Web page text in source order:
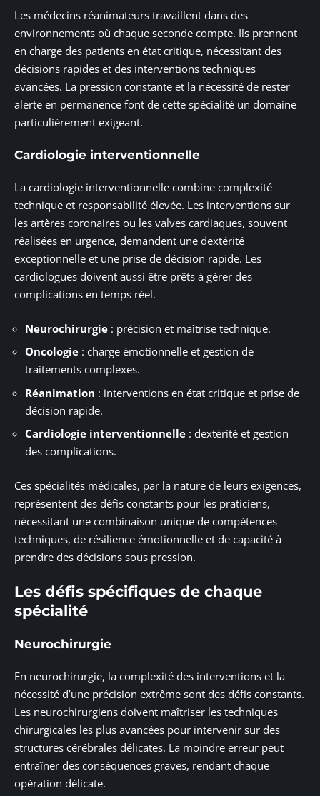
Les médecins réanimateurs travaillent dans des
environnements où chaque seconde compte. Ils prennent
en charge des patients en état critique, nécessitant des
décisions rapides et des interventions techniques
avancées. La pression constante et la nécessité de rester
alerte en permanence font de cette spécialité un domaine
particulièrement exigeant.
Cardiologie interventionnelle
La cardiologie interventionnelle combine complexité
technique et responsabilité élevée. Les interventions sur
les artères coronaires ou les valves cardiaques, souvent
réalisées en urgence, demandent une dextérité
exceptionnelle et une prise de décision rapide. Les
cardiologues doivent aussi être prêts à gérer des
complications en temps réel.
Neurochirurgie : précision et maîtrise technique.
Oncologie : charge émotionnelle et gestion de
traitements complexes.
Réanimation : interventions en état critique et prise de
décision rapide.
Cardiologie interventionnelle : dextérité et gestion
des complications.
Ces spécialités médicales, par la nature de leurs exigences,
représentent des défis constants pour les praticiens,
nécessitant une combinaison unique de compétences
techniques, de résilience émotionnelle et de capacité à
prendre des décisions sous pression.
Les défis spécifiques de chaque
spécialité
Neurochirurgie
En neurochirurgie, la complexité des interventions et la
nécessité d’une précision extrême sont des défis constants.
Les neurochirurgiens doivent maîtriser les techniques
chirurgicales les plus avancées pour intervenir sur des
structures cérébrales délicates. La moindre erreur peut
entraîner des conséquences graves, rendant chaque
opération délicate.